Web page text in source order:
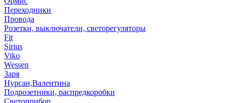
Переходники
Провода
Розетки, выключатели, светорегуляторы
Fit
Sirius
Viko
Wessen
Заря
Нурсан,Валентина
Подрозетники, распредкоробки
Светоприбор